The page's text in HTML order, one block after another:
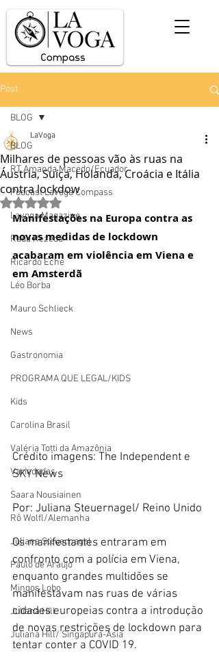
Post
BLOG
RT Amanda Macedo/Ecuador
Podcast Lavoga Compass
Lavoga Magazine
Rada Rezedá
Ricardo Eche
Léo Borba
Mauro Schlieck
News
Gastronomia
PROGRAMA QUE LEGAL/KIDS
Kids
Carolina Brasil
Valéria Totti da Amazônia
Variedades
Saara Nousiainen
Rô Wolfl/Alemanha
Juliana Steuernagel
Paulo de Araújo
Mingos Lobo
Juliana Hill
Juliana Hill/ Singapura-Ásia
BLOG
Milhares de pessoas vão às ruas na
Áustria, Suíça, Holanda, Croácia e Itália
contra lockdow
LaVoga
Avaliado com NaN de 5 estrelas.
Manifestações na Europa contra as
novas medidas de lockdown
acabaram em violência em Viena e
em Amsterdã
Crédito imagens: The Independent e
SKY News
Por: Juliana Steuernagel/ Reino Unido
Os manifestantes entraram em
confronto com a polícia em Viena,
enquanto grandes multidões se
manifestavam nas ruas de várias
cidades europeias contra a introdução
de novas restrições de lockdown para
tentar conter a COVID 19.